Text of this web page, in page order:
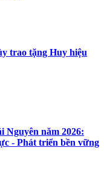
trao tặng Huy hiệu
Nguyên năm 2026:
- Phát triển bền vững